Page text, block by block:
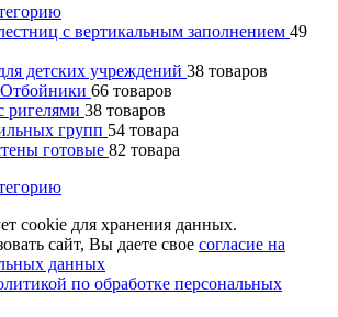
с вертикальным заполнением 49
детских учреждений 38 товаров
66 товаров
ригелями 38 товаров
групп 54 товара
готовые 82 товара
cookie для хранения данных.
сайт, Вы даете свое согласие на
данных
по обработке персональных